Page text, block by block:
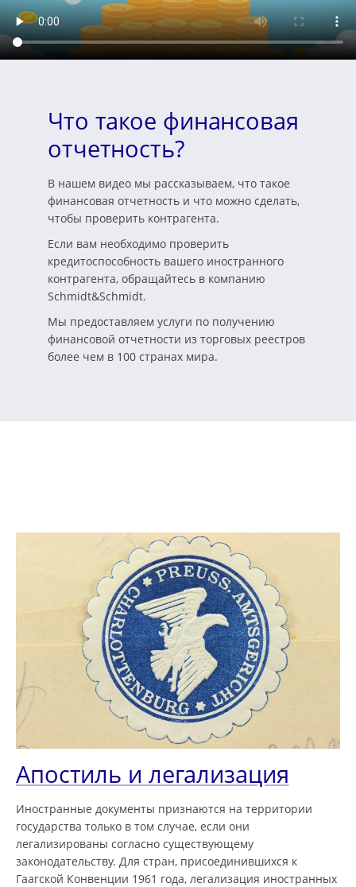
Что такое финансовая
отчетность?
В нашем видео мы рассказываем, что такое
финансовая отчетность и что можно сделать,
чтобы проверить контрагента.
Если вам необходимо проверить
кредитоспособность вашего иностранного
контрагента, обращайтесь в компанию
Schmidt&Schmidt.
Мы предоставляем услуги по получению
финансовой отчетности из торговых реестров
более чем в 100 странах мира.
Апостиль и легализация
Иностранные документы признаются на территории
государства только в том случае, если они
легализированы согласно существующему
законодательству. Для стран, присоединившихся к
Гаагской Конвенции 1961 года, легализация иностранных